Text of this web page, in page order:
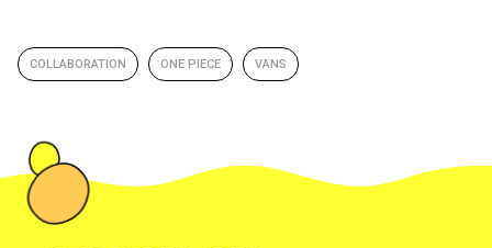
COLLABORATION ONE PIECE VANS